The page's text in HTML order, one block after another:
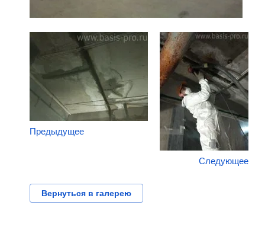
Предыдущее
Следующее
Вернуться в галерею